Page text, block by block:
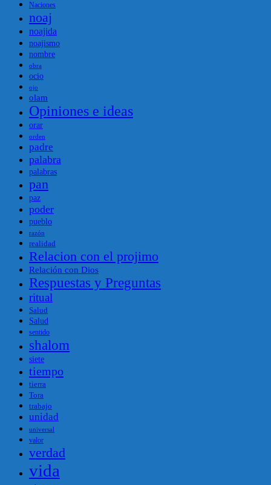
Naciones
noaj
noajida
noajismo
nombre
obra
ocio
ojo
olam
Opiniones e ideas
orar
orden
padre
palabra
palabras
pan
paz
poder
pueblo
razón
realidad
Relacion con el projimo
Relación con Dios
Respuestas y Preguntas
ritual
Salud
Salud
sentido
shalom
siete
tiempo
tierra
Tora
trabajo
unidad
universal
valor
verdad
vida